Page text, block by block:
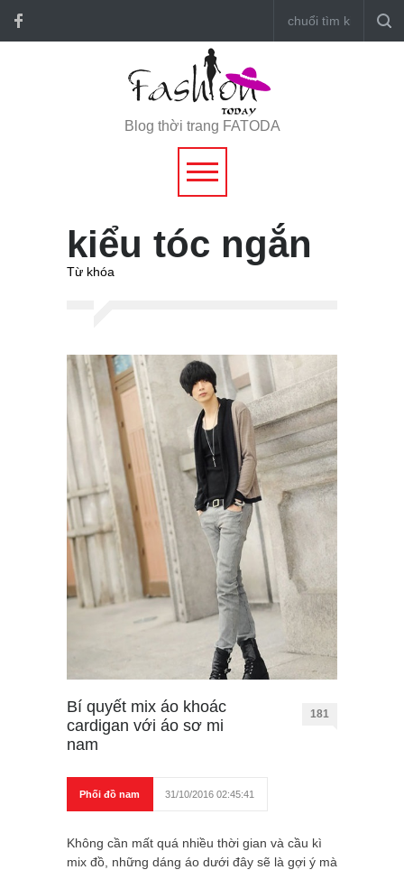
Blog thời trang FATODA
kiểu tóc ngắn
Từ khóa
Bí quyết mix áo khoác
cardigan với áo sơ mi
nam
181
Phối đồ nam 31/10/2016 02:45:41
Không cần mất quá nhiều thời gian và cầu kì
mix đồ, những dáng áo dưới đây sẽ là gợi ý mà